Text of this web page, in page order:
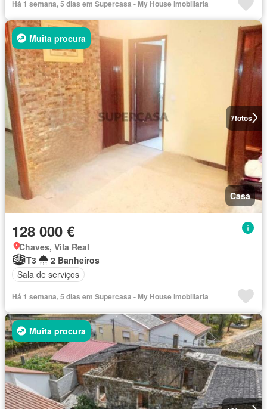
Há 1 semana, 5 dias em Supercasa - My House Imobiliaria
7fotos
Muita procura
Casa
128 000 €
Chaves, Vila Real
T3
2 Banheiros
Sala de serviços
Há 1 semana, 5 dias em Supercasa - My House Imobiliaria
Muita procura